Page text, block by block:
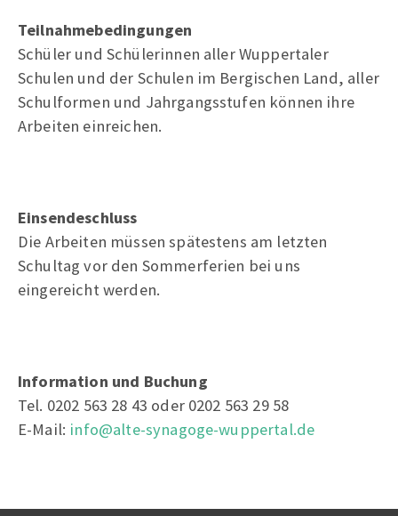
Teilnahmebedingungen
Schüler und Schülerinnen aller Wuppertaler
Schulen und der Schulen im Bergischen Land, aller
Schulformen und Jahrgangsstufen können ihre
Arbeiten einreichen.
Einsendeschluss
Die Arbeiten müssen spätestens am letzten
Schultag vor den Sommerferien bei uns
eingereicht werden.
Information und Buchung
Tel. 0202 563 28 43 oder 0202 563 29 58
E-Mail: info@alte-synagoge-wuppertal.de